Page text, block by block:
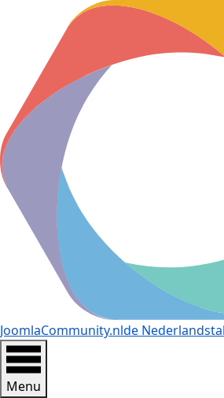
JoomlaCommunity.nlde
Menu